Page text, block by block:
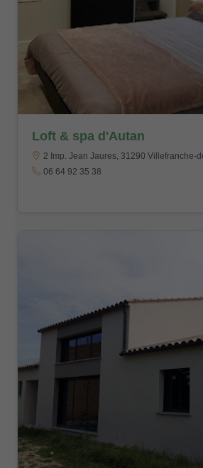
Loft & spa d'Autan
2 Imp. Jean Jaures, 31290 Villefranche-
06 64 92 35 38